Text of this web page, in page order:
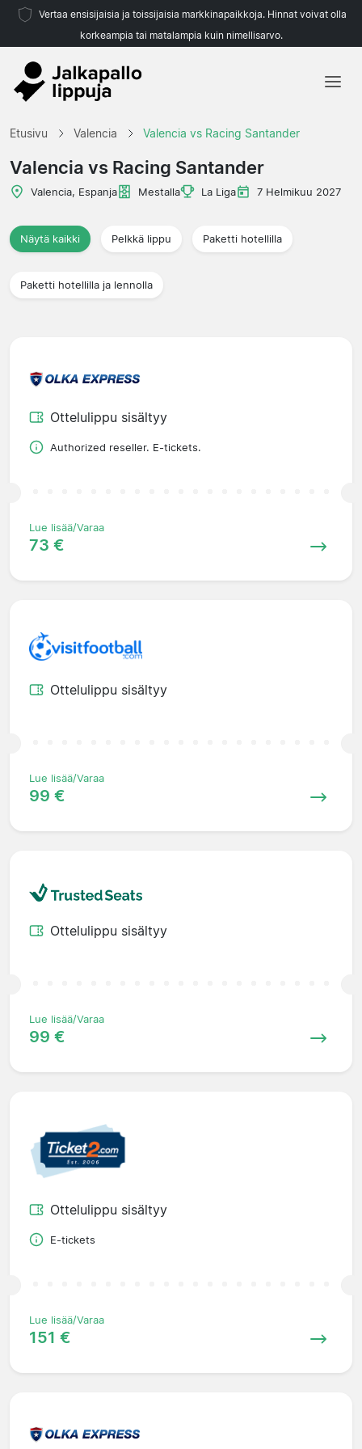
Vertaa ensisijaisia ja toissijaisia markkinapaikkoja. Hinnat voivat olla
korkeampia tai matalampia kuin nimellisarvo.
Liigat
Etusivu Valencia Valencia vs Racing Santander
Valencia vs Racing Santander
Valencia, Espanja Mestalla La Liga 7 Helmikuu 2027
Näytä kaikki Pelkkä lippu Paketti hotellilla
Paketti hotellilla ja lennolla
Ottelulippu sisältyy
Authorized reseller. E-tickets.
Lue lisää/Varaa
73 €
Ottelulippu sisältyy
Lue lisää/Varaa
99 €
Ottelulippu sisältyy
Lue lisää/Varaa
99 €
Ottelulippu sisältyy
E-tickets
Lue lisää/Varaa
151 €